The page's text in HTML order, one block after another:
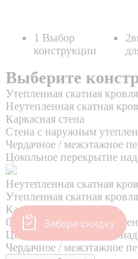
Забери скидку